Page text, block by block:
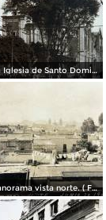
La Iglesia de Santo Domingo.
Panorama vista norte. ( Fechada el 20 de Junio de 1905 ).